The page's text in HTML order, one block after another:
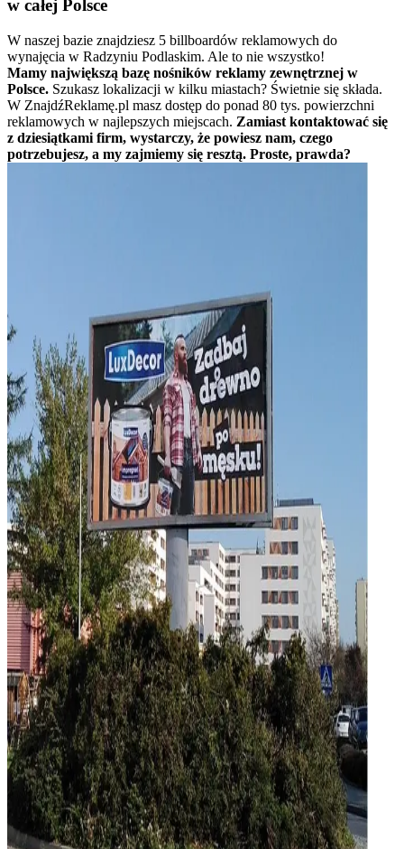
w całej Polsce
W naszej bazie znajdziesz 5 billboardów reklamowych do
wynajęcia w Radzyniu Podlaskim. Ale to nie wszystko!
Mamy największą bazę nośników reklamy zewnętrznej w
Polsce. Szukasz lokalizacji w kilku miastach? Świetnie się składa.
W ZnajdźReklamę.pl masz dostęp do ponad 80 tys. powierzchni
reklamowych w najlepszych miejscach. Zamiast kontaktować się
z dziesiątkami firm, wystarczy, że powiesz nam, czego
potrzebujesz, a my zajmiemy się resztą. Proste, prawda?